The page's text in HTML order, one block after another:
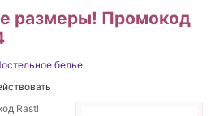
размеры! Промокод
белье
Rastl